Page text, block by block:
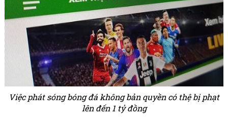
Việc phát sóng bóng đá không bản quyền có thệ bị phạt
lên đến 1 tỷ đồng